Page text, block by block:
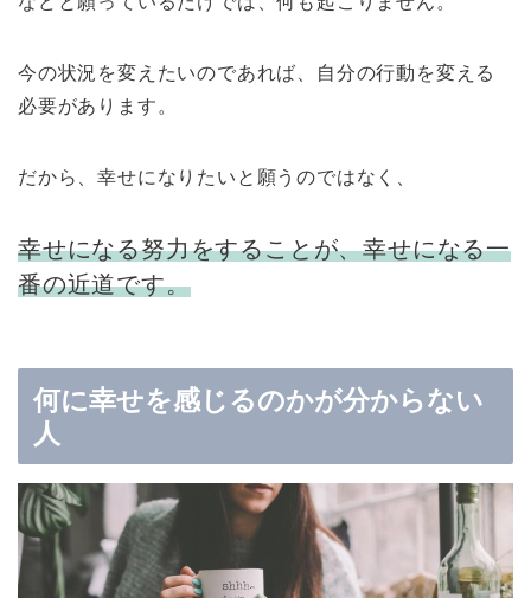
今の状況を変えたいのであれば、自分の行動を変える
必要があります。
だから、幸せになりたいと願うのではなく、
幸せになる努力をすることが、幸せになる一
番の近道です。
何に幸せを感じるのかが分からない
人